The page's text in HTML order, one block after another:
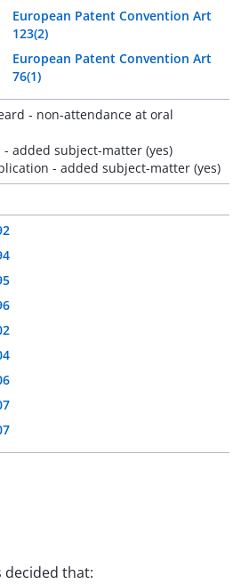
European Patent Convention Art
123(2)
European Patent Convention Art
76(1)
- non-attendance at oral
added subject-matter (yes)
- added subject-matter (yes)
decided that: